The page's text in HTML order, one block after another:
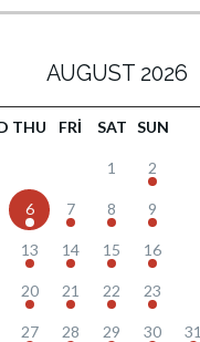
AUGUST 2026
THU FRI SAT SUN
1 2
6 7 8 9
13 14 15 16
20 21 22 23
27 28 29 30 31